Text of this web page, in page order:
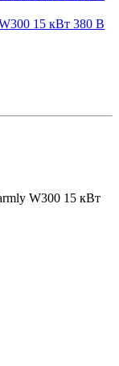
W300 15 кВт